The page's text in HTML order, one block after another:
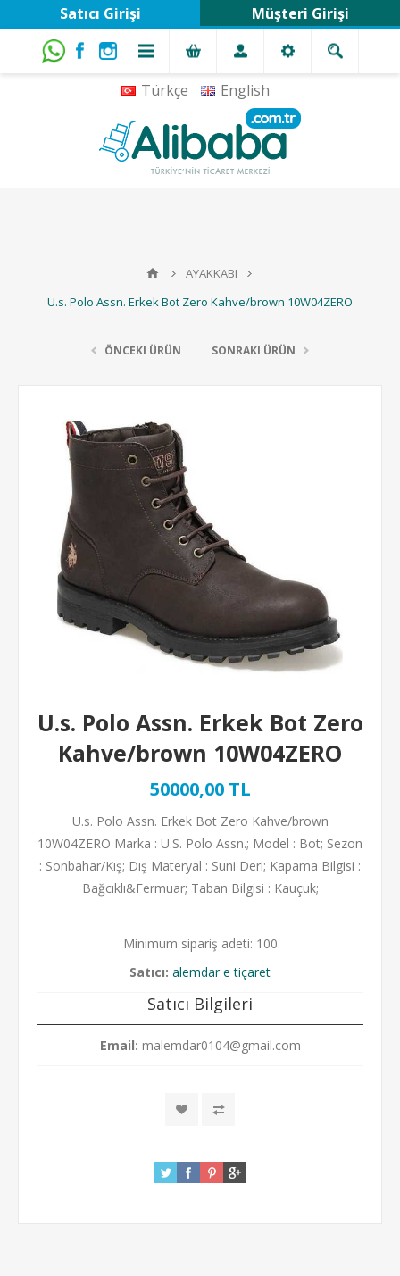
Türkçe English
Satıcı Girişi Müşteri Girişi
AYAKKABI
U.s. Polo Assn. Erkek Bot Zero Kahve/brown 10W04ZERO
ÖNCEKI ÜRÜN SONRAKI ÜRÜN
U.s. Polo Assn. Erkek Bot Zero
Kahve/brown 10W04ZERO
50000,00 TL
U.s. Polo Assn. Erkek Bot Zero Kahve/brown
10W04ZERO Marka : U.S. Polo Assn.; Model : Bot; Sezon
: Sonbahar/Kış; Dış Materyal : Suni Deri; Kapama Bilgisi :
Bağcıklı&Fermuar; Taban Bilgisi : Kauçuk;
Minimum sipariş adeti: 100
Satıcı: alemdar e tiçaret
Satıcı Bilgileri
Email: malemdar0104@gmail.com